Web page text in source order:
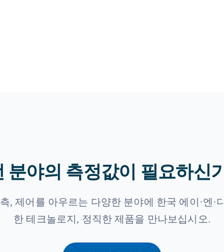
분야의 측정값이 필요하신
, 제어를 아우르는 다양한 분야에 한국 에이·엔·
한 테크놀로지, 정직한 제품을 만나보십시오.